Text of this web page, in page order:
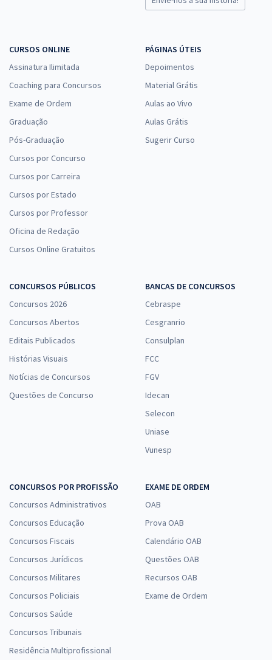
CURSOS ONLINE
Assinatura Ilimitada
Coaching para Concursos
Exame de Ordem
Graduação
Pós-Graduação
Cursos por Concurso
Cursos por Carreira
Cursos por Estado
Cursos por Professor
Oficina de Redação
Cursos Online Gratuitos
PÁGINAS ÚTEIS
Depoimentos
Material Grátis
Aulas ao Vivo
Aulas Grátis
Sugerir Curso
CONCURSOS PÚBLICOS
Concursos 2026
Concursos Abertos
Editais Publicados
Histórias Visuais
Notícias de Concursos
Questões de Concurso
BANCAS DE CONCURSOS
Cebraspe
Cesgranrio
Consulplan
FCC
FGV
Idecan
Selecon
Uniase
Vunesp
CONCURSOS POR PROFISSÃO
Concursos Administrativos
Concursos Educação
Concursos Fiscais
Concursos Jurídicos
Concursos Militares
Concursos Policiais
Concursos Saúde
Concursos Tribunais
Residência Multiprofissional
EXAME DE ORDEM
OAB
Prova OAB
Calendário OAB
Questões OAB
Recursos OAB
Exame de Ordem